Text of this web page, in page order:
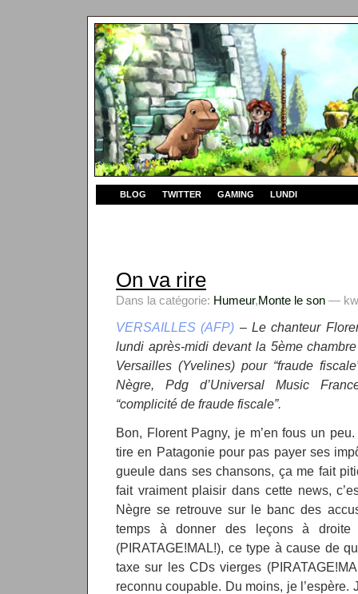
BLOG TWITTER GAMING LUNDI
On va rire
Dans la catégorie: Humeur,Monte le son —
VERSAILLES (AFP) – Le chanteur
lundi après-midi devant la 5ème
Versailles (Yvelines) pour “fraude
Nègre, Pdg d’Universal Music
“complicité de fraude fiscale”.
Bon, Florent Pagny, je m’en fous un
tire en Patagonie pour pas payer ses
gueule dans ses chansons, ça me fait
fait vraiment plaisir dans cette news,
Nègre se retrouve sur le banc des
temps à donner des leçons à
(PIRATAGE!MAL!), ce type à cause de
taxe sur les CDs vierges
reconnu coupable. Du moins, je l’espère.